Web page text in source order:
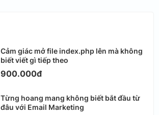
Cảm giác mở file index.php lên mà không
biết viết gì tiếp theo
900.000đ
Từng hoang mang không biết bắt đầu từ
đâu với Email Marketing